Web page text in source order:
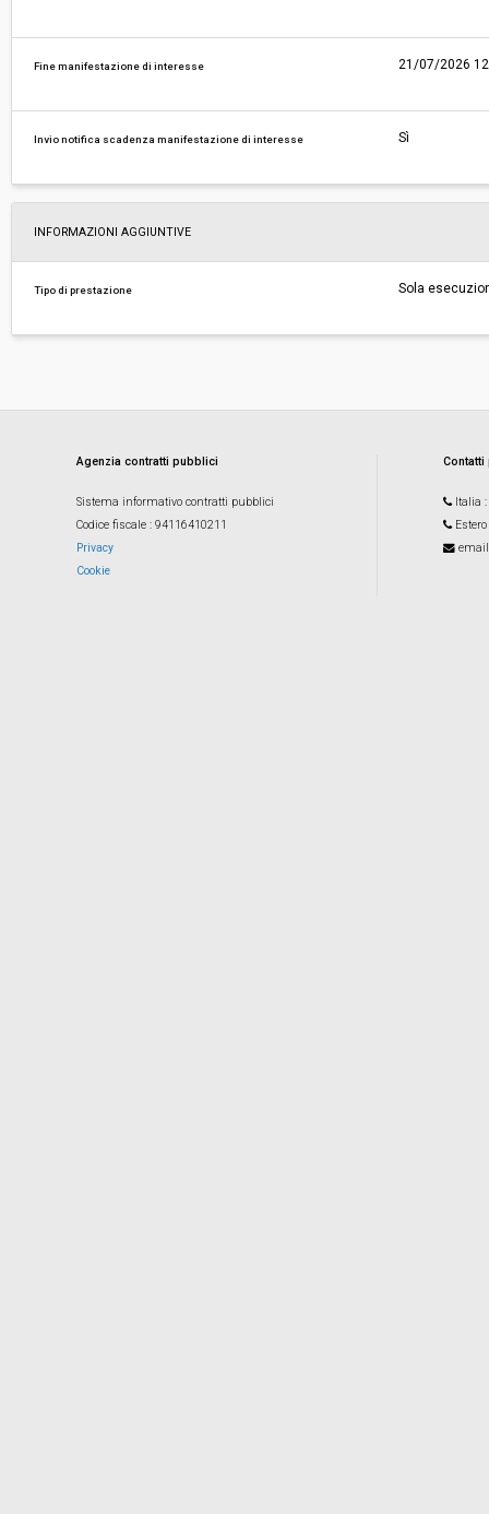
Fine manifestazione di interesse 21/07/2026
Invio notifica scadenza manifestazione di interesse Sì
INFORMAZIONI AGGIUNTIVE
Tipo di prestazione Sola
Agenzia contratti pubblici
Sistema informativo contratti pubblici
Codice fiscale : 94116410211
Privacy
Cookie
Italia
Estero
email